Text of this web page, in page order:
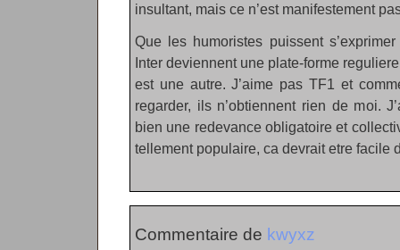
insultant, mais ce n’est manifestement
Que les humoristes puissent
Inter deviennent une plate-forme
est une autre. J’aime pas TF1 et
regarder, ils n’obtiennent rien de moi.
bien une redevance obligatoire et
tellement populaire, ca devrait etre facile
Commentaire de kwyxz